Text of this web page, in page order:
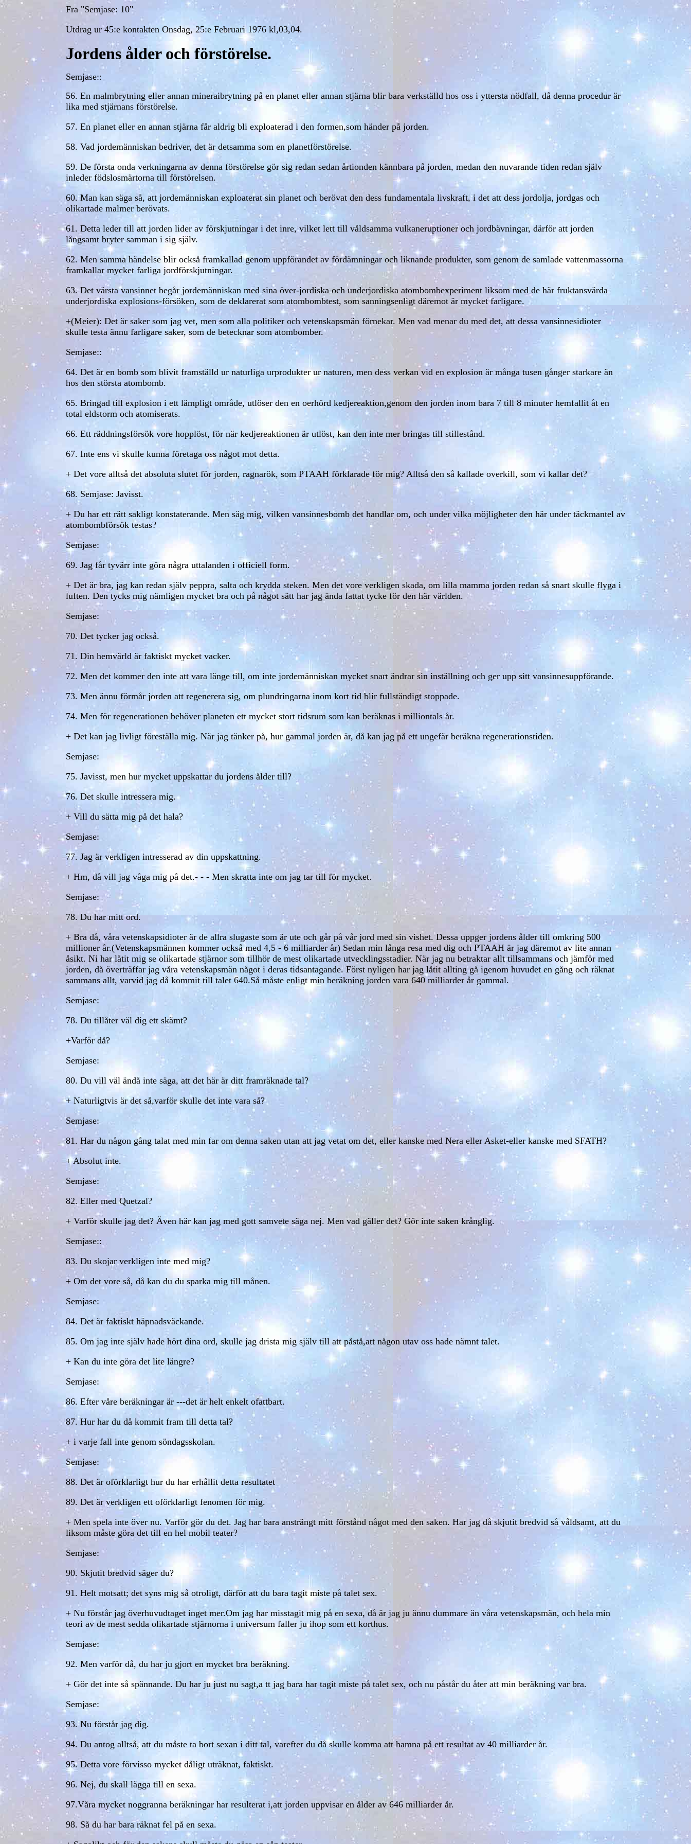
Fra "Semjase: 10"
Utdrag ur 45:e kontakten Onsdag, 25:e Februari 1976 kl,03,04.
Jordens ålder och förstörelse.
Semjase::
56. En malmbrytning eller annan mineraibrytning på en planet eller annan stjärna blir bara verkställd hos oss i yttersta nödfall, då denna procedur är
lika med stjärnans förstörelse.
57. En planet eller en annan stjärna får aldrig bli exploaterad i den formen,som händer på jorden.
58. Vad jordemänniskan bedriver, det är detsamma som en planetförstörelse.
59. De första onda verkningarna av denna förstörelse gör sig redan sedan årtionden kännbara på jorden, medan den nuvarande tiden redan själv
inleder födslosmärtorna till förstörelsen.
60. Man kan säga så, att jordemänniskan exploaterat sin planet och berövat den dess fundamentala livskraft, i det att dess jordolja, jordgas och
olikartade malmer berövats.
61. Detta leder till att jorden lider av förskjutningar i det inre, vilket lett till våldsamma vulkaneruptioner och jordbävningar, därför att jorden
långsamt bryter samman i sig själv.
62. Men samma händelse blir också framkallad genom uppförandet av fördämningar och liknande produkter, som genom de samlade vattenmassorna
framkallar mycket farliga jordförskjutningar.
63. Det värsta vansinnet begår jordemänniskan med sina över-jordiska och underjordiska atombombexperiment liksom med de här fruktansvärda
underjordiska explosions-försöken, som de deklarerat som atombombtest, som sanningsenligt däremot är mycket farligare.
+(Meier): Det är saker som jag vet, men som alla politiker och vetenskapsmän förnekar. Men vad menar du med det, att dessa vansinnesidioter
skulle testa ännu farligare saker, som de betecknar som atombomber.
Semjase::
64. Det är en bomb som blivit framställd ur naturliga urprodukter ur naturen, men dess verkan vid en explosion är många tusen gånger starkare än
hos den största atombomb.
65. Bringad till explosion i ett lämpligt område, utlöser den en oerhörd kedjereaktion,genom den jorden inom bara 7 till 8 minuter hemfallit åt en
total eldstorm och atomiserats.
66. Ett räddningsförsök vore hopplöst, för när kedjereaktionen är utlöst, kan den inte mer bringas till stillestånd.
67. Inte ens vi skulle kunna företaga oss något mot detta.
+ Det vore alltså det absoluta slutet för jorden, ragnarök, som PTAAH förklarade för mig? Alltså den så kallade overkill, som vi kallar det?
68. Semjase: Javisst.
+ Du har ett rätt sakligt konstaterande. Men säg mig, vilken vansinnesbomb det handlar om, och under vilka möjligheter den här under täckmantel av
atombombförsök testas?
Semjase:
69. Jag får tyvärr inte göra några uttalanden i officiell form.
+ Det är bra, jag kan redan själv peppra, salta och krydda steken. Men det vore verkligen skada, om lilla mamma jorden redan så snart skulle flyga i
luften. Den tycks mig nämligen mycket bra och på något sätt har jag ända fattat tycke för den här världen.
Semjase:
70. Det tycker jag också.
71. Din hemvärld är faktiskt mycket vacker.
72. Men det kommer den inte att vara länge till, om inte jordemänniskan mycket snart ändrar sin inställning och ger upp sitt vansinnesuppförande.
73. Men ännu förmår jorden att regenerera sig, om plundringarna inom kort tid blir fullständigt stoppade.
74. Men för regenerationen behöver planeten ett mycket stort tidsrum som kan beräknas i milliontals år.
+ Det kan jag livligt föreställa mig. När jag tänker på, hur gammal jorden är, då kan jag på ett ungefär beräkna regenerationstiden.
Semjase:
75. Javisst, men hur mycket uppskattar du jordens ålder till?
76. Det skulle intressera mig.
+ Vill du sätta mig på det hala?
Semjase:
77. Jag är verkligen intresserad av din uppskattning.
+ Hm, då vill jag våga mig på det.- - - Men skratta inte om jag tar till för mycket.
Semjase:
78. Du har mitt ord.
+ Bra då, våra vetenskapsidioter är de allra slugaste som är ute och går på vår jord med sin vishet. Dessa uppger jordens ålder till omkring 500
millioner år.(Vetenskapsmännen kommer också med 4,5 - 6 milliarder år) Sedan min långa resa med dig och PTAAH är jag däremot av lite annan
åsikt. Ni har låtit mig se olikartade stjärnor som tillhör de mest olikartade utvecklingsstadier. När jag nu betraktar allt tillsammans och jämför med
jorden, då överträffar jag våra vetenskapsmän något i deras tidsantagande. Först nyligen har jag låtit allting gå igenom huvudet en gång och räknat
sammans allt, varvid jag då kommit till talet 640.Så måste enligt min beräkning jorden vara 640 milliarder år gammal.
Semjase:
78. Du tillåter väl dig ett skämt?
+Varför då?
Semjase:
80. Du vill väl ändå inte säga, att det här är ditt framräknade tal?
+ Naturligtvis är det så,varför skulle det inte vara så?
Semjase:
81. Har du någon gång talat med min far om denna saken utan att jag vetat om det, eller kanske med Nera eller Asket-eller kanske med SFATH?
+ Absolut inte.
Semjase:
82. Eller med Quetzal?
+ Varför skulle jag det? Även här kan jag med gott samvete säga nej. Men vad gäller det? Gör inte saken krånglig.
Semjase::
83. Du skojar verkligen inte med mig?
+ Om det vore så, då kan du du sparka mig till månen.
Semjase:
84. Det är faktiskt häpnadsväckande.
85. Om jag inte själv hade hört dina ord, skulle jag drista mig själv till att påstå,att någon utav oss hade nämnt talet.
+ Kan du inte göra det lite längre?
Semjase:
86. Efter våre beräkningar är ---det är helt enkelt ofattbart.
87. Hur har du då kommit fram till detta tal?
+ i varje fall inte genom söndagsskolan.
Semjase:
88. Det är oförklarligt hur du har erhållit detta resultatet
89. Det är verkligen ett oförklarligt fenomen för mig.
+ Men spela inte över nu. Varför gör du det. Jag har bara ansträngt mitt förstånd något med den saken. Har jag då skjutit bredvid så våldsamt, att du
liksom måste göra det till en hel mobil teater?
Semjase:
90. Skjutit bredvid säger du?
91. Helt motsatt; det syns mig så otroligt, därför att du bara tagit miste på talet sex.
+ Nu förstår jag överhuvudtaget inget mer.Om jag har misstagit mig på en sexa, då är jag ju ännu dummare än våra vetenskapsmän, och hela min
teori av de mest sedda olikartade stjärnorna i universum faller ju ihop som ett korthus.
Semjase:
92. Men varför då, du har ju gjort en mycket bra beräkning.
+ Gör det inte så spännande. Du har ju just nu sagt,a tt jag bara har tagit miste på talet sex, och nu påstår du åter att min beräkning var bra.
Semjase:
93. Nu förstår jag dig.
94. Du antog alltså, att du måste ta bort sexan i ditt tal, varefter du då skulle komma att hamna på ett resultat av 40 milliarder år.
95. Detta vore förvisso mycket dåligt uträknat, faktiskt.
96. Nej, du skall lägga till en sexa.
97.Våra mycket noggranna beräkningar har resulterat i,att jorden uppvisar en ålder av 646 milliarder år.
98. Så du har bara räknat fel på en sexa.